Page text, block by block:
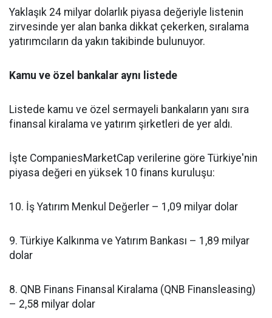
Yaklaşık 24 milyar dolarlık piyasa değeriyle listenin
zirvesinde yer alan banka dikkat çekerken, sıralama
yatırımcıların da yakın takibinde bulunuyor.
Kamu ve özel bankalar aynı listede
Listede kamu ve özel sermayeli bankaların yanı sıra
finansal kiralama ve yatırım şirketleri de yer aldı.
İşte CompaniesMarketCap verilerine göre Türkiye'nin
piyasa değeri en yüksek 10 finans kuruluşu:
10. İş Yatırım Menkul Değerler – 1,09 milyar dolar
9. Türkiye Kalkınma ve Yatırım Bankası – 1,89 milyar
dolar
8. QNB Finans Finansal Kiralama (QNB Finansleasing)
– 2,58 milyar dolar